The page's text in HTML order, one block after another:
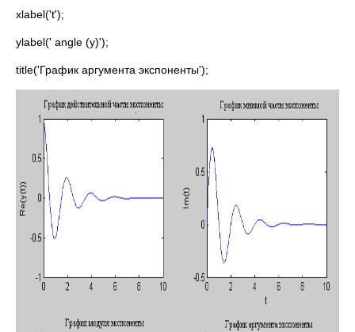
xlabel('t');
ylabel(' angle (y)');
title('График аргумента экспоненты');